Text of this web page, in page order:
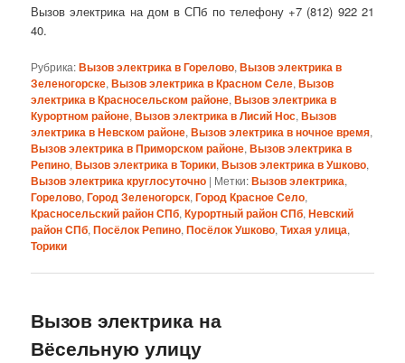
Вызов электрика на дом в СПб по телефону +7 (812) 922 21
40.
Рубрика:Вызов электрика в Горелово,Вызов электрика в
Зеленогорске,Вызов электрика в Красном Селе,Вызов
электрика в Красносельском районе,Вызов электрика в
Курортном районе,Вызов электрика в Лисий Нос,Вызов
электрика в Невском районе,Вызов электрика в ночное время,
Вызов электрика в Приморском районе,Вызов электрика в
Репино,Вызов электрика в Торики,Вызов электрика в Ушково,
Вызов электрика круглосуточно | Метки:Вызов электрика,
Горелово,Город Зеленогорск,Город Красное Село,
Красносельский район СПб,Курортный район СПб,Невский
район СПб,Посёлок Репино,Посёлок Ушково,Тихая улица,
Торики
Вызов электрика на
Вёсельную улицу